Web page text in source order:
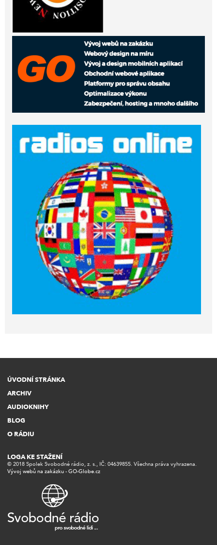
ÚVODNÍ STRÁNKA
ARCHIV
AUDIOKNIHY
BLOG
O RÁDIU
© 2018 Spolek Svobodné rádio, z. s., IČ: 04639855. Všechna práva vyhrazena.
Vývoj webů na zakázku - GO-Globe.cz
LOGA KE STAŽENÍ